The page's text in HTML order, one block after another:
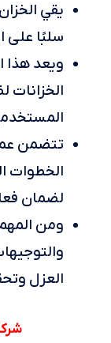
يقي
سلبًا على
ويعد هذا
الخزانات
تتضمن
الخطوات
لضمان
ومن المهم
العزل